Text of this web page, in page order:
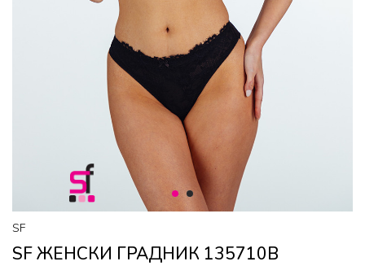
1 2
SF
SF ЖЕНСКИ ГРАДНИК 135710B